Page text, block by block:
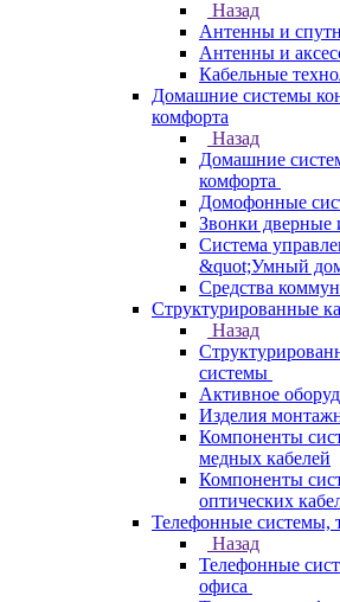
Назад
Антенны и
Антенны и
Кабельные
Домашние системы
комфорта
Назад
Домашние
комфорта
Домофонные
Звонки дверные
Система
&quot;Умный
Средства
Структурированные
Назад
системы
Активное
Изделия
Компоненты
медных кабелей
Компоненты
оптических
Телефонные системы,
Назад
Телефонные
офиса